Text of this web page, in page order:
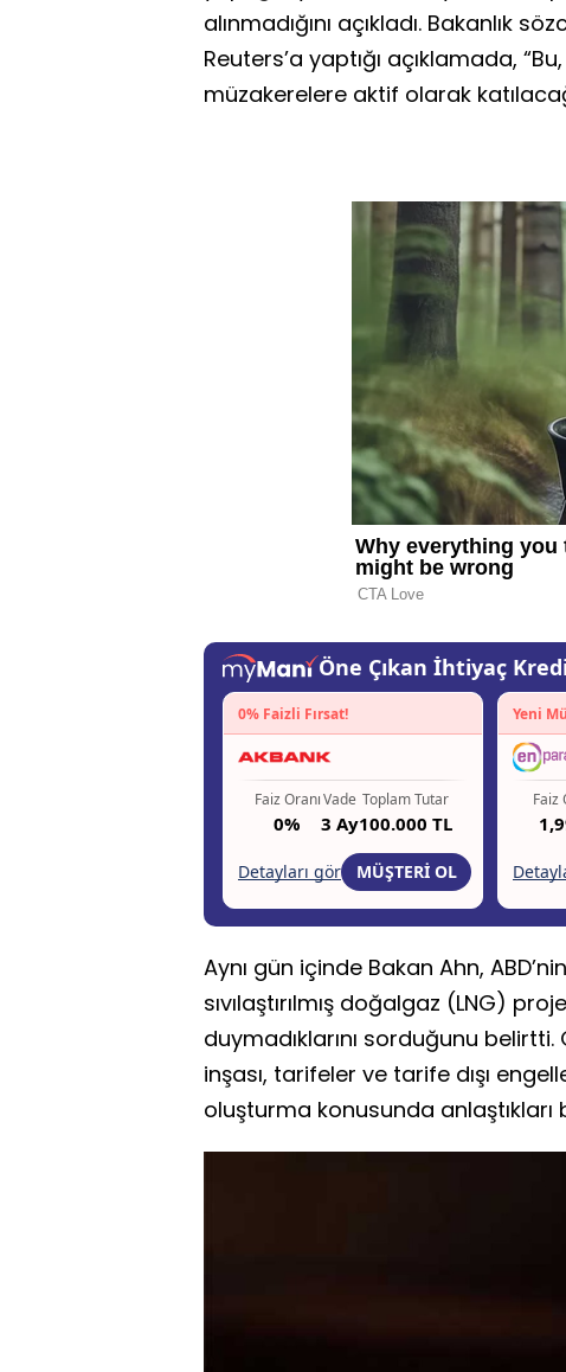
alınmadığını açıkladı. Bakanlık
Reuters’a yaptığı açıklamada,
müzakerelere aktif olarak
Aynı gün içinde Bakan Ahn,
sıvılaştırılmış doğalgaz (LNG)
duymadıklarını sorduğunu belirtti.
inşası, tarifeler ve tarife dışı
oluşturma konusunda anlaştıkları